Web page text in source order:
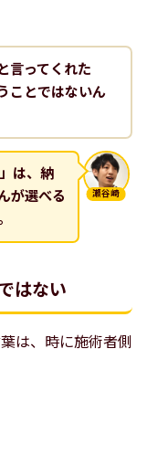
言ってくれた
ことではないん
瀬谷崎
は、納
が選べる
はない
は、時に施術者側